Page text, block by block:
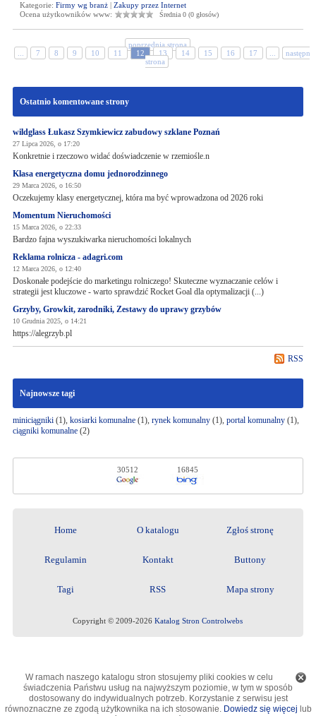
Kategorie: Firmy wg branż| Zakupy przez Internet
Ocena użytkowników www:
Średnia 0 (0 głosów)
poprzednia strona
7 8 9 10 11 12 13 14 15 16 17
następna
strona
Ostatnio komentowane strony
wildglass Łukasz Szymkiewicz zabudowy szklane Poznań
27 Lipca 2026, o 17:20
Konkretnie i rzeczowo widać doświadczenie w rzemiośle.n
Klasa energetyczna domu jednorodzinnego
29 Marca 2026, o 16:50
Oczekujemy klasy energetycznej, która ma być wprowadzona od 2026 roki
Momentum Nieruchomości
15 Marca 2026, o 22:33
Bardzo fajna wyszukiwarka nieruchomości lokalnych
Reklama rolnicza - adagri.com
12 Marca 2026, o 12:40
Doskonałe podejście do marketingu rolniczego! Skuteczne wyznaczanie celów i
strategii jest kluczowe - warto sprawdzić Rocket Goal dla optymalizacji (...)
Grzyby, Growkit, zarodniki, Zestawy do uprawy grzybów
10 Grudnia 2025, o 14:21
https://alegrzyb.pl
RSS
Najnowsze tagi
miniciągniki(1), kosiarki komunalne(1), rynek komunalny(1), portal komunalny(1),
ciągniki komunalne(2)
30512 16845
Home O katalogu Zgłoś stronę
Regulamin Kontakt Buttony
Tagi RSS Mapa strony
Copyright © 2009-2026Katalog Stron Controlwebs
W ramach naszego katalogu stron stosujemy pliki cookies w celu
świadczenia Państwu usług na najwyższym poziomie, w tym w sposób
dostosowany do indywidualnych potrzeb. Korzystanie z serwisu jest
równoznaczne ze zgodą użytkownika na ich stosowanie. Dowiedz się więcej lub